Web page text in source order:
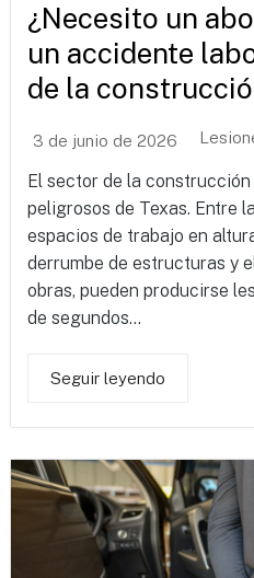
¿Necesito un
un accidente
de la
3 de junio de 2026
El sector de la construcción
peligrosos de Texas. Entre
espacios de trabajo en
derrumbe de estructuras y
obras, pueden producirse
de segundos...
Seguir leyendo